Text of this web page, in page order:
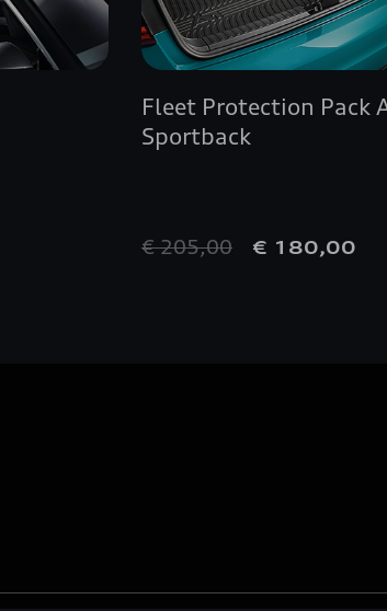
Fleet Protection Pack
Sportback
€ 205,00 € 180,00